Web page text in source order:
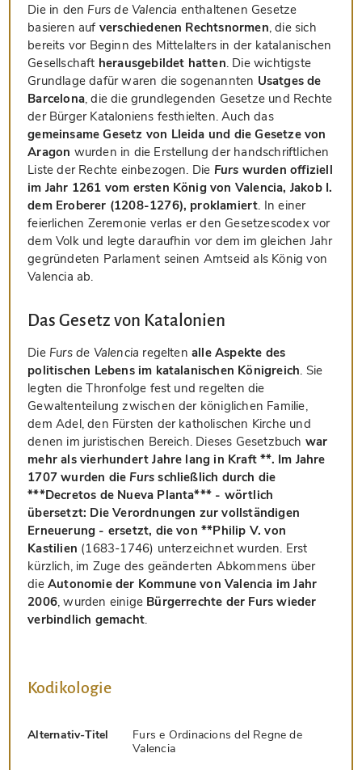
Die in den Furs de Valencia enthaltenen Gesetze
basieren auf verschiedenen Rechtsnormen, die sich
bereits vor Beginn des Mittelalters in der katalanischen
Gesellschaft herausgebildet hatten. Die wichtigste
Grundlage dafür waren die sogenannten Usatges de
Barcelona, die die grundlegenden Gesetze und Rechte
der Bürger Kataloniens festhielten. Auch das
gemeinsame Gesetz von Lleida und die Gesetze von
Aragon wurden in die Erstellung der handschriftlichen
Liste der Rechte einbezogen. Die Furs wurden offiziell
im Jahr 1261 vom ersten König von Valencia, Jakob I.
dem Eroberer (1208-1276), proklamiert. In einer
feierlichen Zeremonie verlas er den Gesetzescodex vor
dem Volk und legte daraufhin vor dem im gleichen Jahr
gegründeten Parlament seinen Amtseid als König von
Valencia ab.
Das Gesetz von Katalonien
Die Furs de Valencia regeltenalle Aspekte des
politischen Lebens im katalanischen Königreich. Sie
legten die Thronfolge fest und regelten die
Gewaltenteilung zwischen der königlichen Familie,
dem Adel, den Fürsten der katholischen Kirche und
denen im juristischen Bereich. Dieses Gesetzbuch war
mehr als vierhundert Jahre lang in Kraft **. Im Jahre
1707 wurden die Furs schließlich durch die
***Decretos de Nueva Planta*** - wörtlich
übersetzt: Die Verordnungen zur vollständigen
Erneuerung - ersetzt, die von **Philip V. von
Kastilien (1683-1746) unterzeichnet wurden. Erst
kürzlich, im Zuge des geänderten Abkommens über
dieAutonomie der Kommune von Valencia im Jahr
2006, wurden einige Bürgerrechte der Furs wieder
verbindlich gemacht.
Kodikologie
Alternativ-Titel
Furs e Ordinacions del Regne de
Valencia